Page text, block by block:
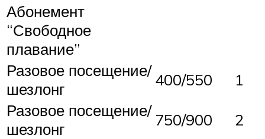
Абонемент
“Свободное
плавание”
Разовое посещение/
шезлонг
400/550
1
Разовое посещение/
шезлонг
750/900
2